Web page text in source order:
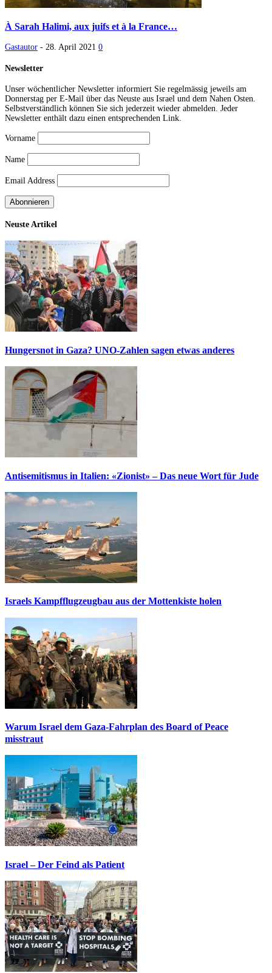
À Sarah Halimi, aux juifs et à la France…
Gastautor - 28. April 2021 0
Newsletter
Unser wöchentlicher Newsletter informiert Sie regelmässig jeweils am
Donnerstag per E-Mail über das Neuste aus Israel und dem Nahen Osten.
Selbstverständlich können Sie sich jederzeit wieder abmelden. Jeder
Newsletter enthält dazu einen entsprechenden Link.
Vorname
Name
Email Address
Neuste Artikel
Hungersnot in Gaza? UNO-Zahlen sagen etwas anderes
Antisemitismus in Italien: «Zionist» – Das neue Wort für Jude
Israels Kampfflugzeugbau aus der Mottenkiste holen
Warum Israel dem Gaza-Fahrplan des Board of Peace
misstraut
Israel – Der Feind als Patient